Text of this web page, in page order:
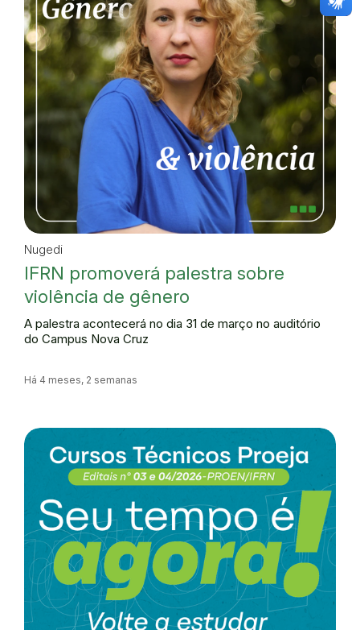
Nugedi
IFRN promoverá palestra sobre
violência de gênero
A palestra acontecerá no dia 31 de março no auditório
do Campus Nova Cruz
Há 4 meses, 2 semanas